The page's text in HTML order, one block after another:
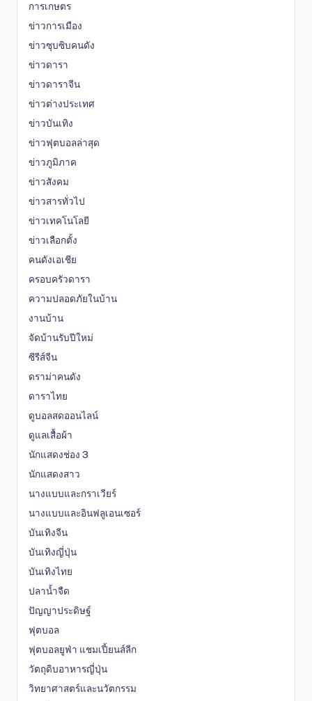
การเกษตร
ข่าวการเมือง
ข่าวซุบซิบคนดัง
ข่าวดารา
ข่าวดาราจีน
ข่าวต่างประเทศ
ข่าวบันเทิง
ข่าวฟุตบอลล่าสุด
ข่าวภูมิภาค
ข่าวสังคม
ข่าวสารทั่วไป
ข่าวเทคโนโลยี
ข่าวเลือกตั้ง
คนดังเอเชีย
ครอบครัวดารา
ความปลอดภัยในบ้าน
งานบ้าน
จัดบ้านรับปีใหม่
ซีรีส์จีน
ดราม่าคนดัง
ดาราไทย
ดูบอลสดออนไลน์
ดูแลเสื้อผ้า
นักแสดงช่อง 3
นักแสดงสาว
นางแบบและกราเวียร์
นางแบบและอินฟลูเอนเซอร์
บันเทิงจีน
บันเทิงญี่ปุ่น
บันเทิงไทย
ปลาน้ำจืด
ปัญญาประดิษฐ์
ฟุตบอล
ฟุตบอลยูฟ่า แชมเปี้ยนส์ลีก
วัตถุดิบอาหารญี่ปุ่น
วิทยาศาสตร์และนวัตกรรม